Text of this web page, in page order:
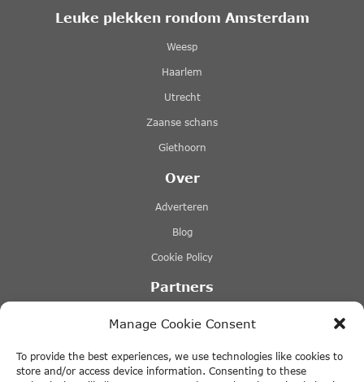
Manage Cookie Consent
To provide the best experiences, we use technologies like cookies to
store and/or access device information. Consenting to these
Leuke plekken rondom Amsterdam
Weesp
Haarlem
Utrecht
Zaanse schans
Giethoorn
Over
Adverteren
Blog
Cookie Policy
Partners
Rederij Lovers
Tours & Tickets Amsterdam